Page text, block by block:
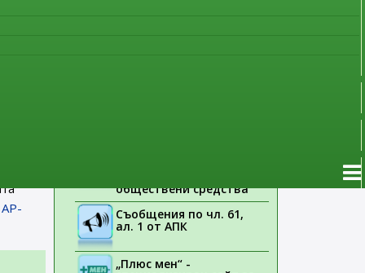
обществени средства
Съобщения по чл. 61,
ал. 1 от АПК
„Плюс мен“ -